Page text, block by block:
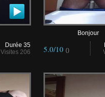
Durée 35
Visites 206
Bonjour
5.0/10 ()